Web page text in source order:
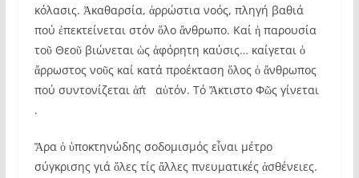
κόλασις. Ἀκαθαρσία, ἀρρώστια νοός, πληγή βαθιά
πού ἐπεκτείνεται στόν ὅλο ἄνθρωπο. Καί ἡ παρουσία
τοῦ Θεοῦ βιώνεται ὡς ἀφόρητη καύσις… καίγεται ὁ
ἄρρωστος νοῦς καί κατά προέκταση ὅλος ὁ ἄνθρωπος
πού συντονίζεται ἀπ΄ αὐτόν. Τό Ἄκτιστο Φῶς γίνεται
.
Ἄρα ὁ ὑποκτηνώδης σοδομισμός εἶναι μέτρο
σύγκρισης γιά ὅλες τίς ἄλλες πνευματικές ἀσθένειες.